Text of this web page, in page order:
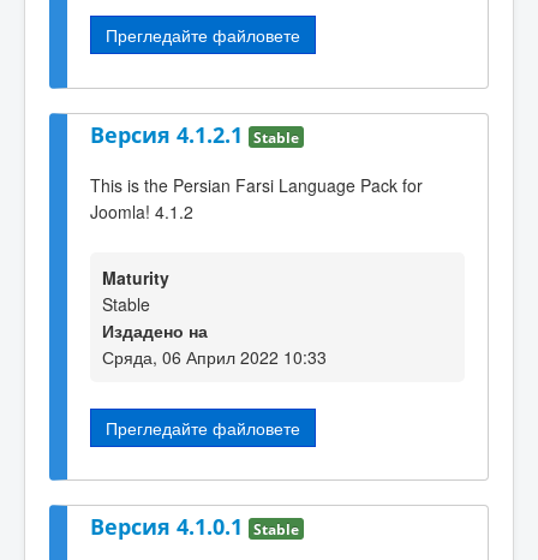
Прегледайте файловете
Версия 4.1.2.1 Stable
This is the Persian Farsi Language Pack for
Joomla! 4.1.2
Maturity
Stable
Издадено на
Сряда, 06 Април 2022 10:33
Прегледайте файловете
Версия 4.1.0.1 Stable